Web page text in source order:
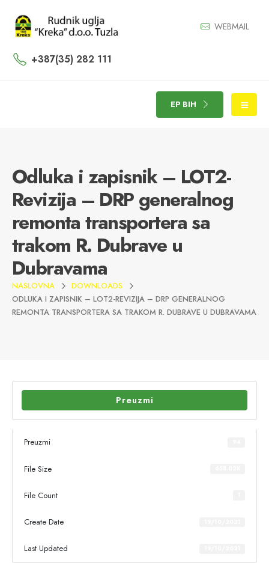
WEBMAIL
+387(35) 282 111
EP BIH
Odluka i zapisnik – LOT2-
Revizija – DRP generalnog
remonta transportera sa
trakom R. Dubrave u
Dubravama
NASLOVNA
DOWNLOADS
ODLUKA I ZAPISNIK – LOT2-REVIZIJA – DRP GENERALNOG
REMONTA TRANSPORTERA SA TRAKOM R. DUBRAVE U DUBRAVAMA
Preuzmi
Preuzmi
File Size
File Count
Create Date
Last Updated